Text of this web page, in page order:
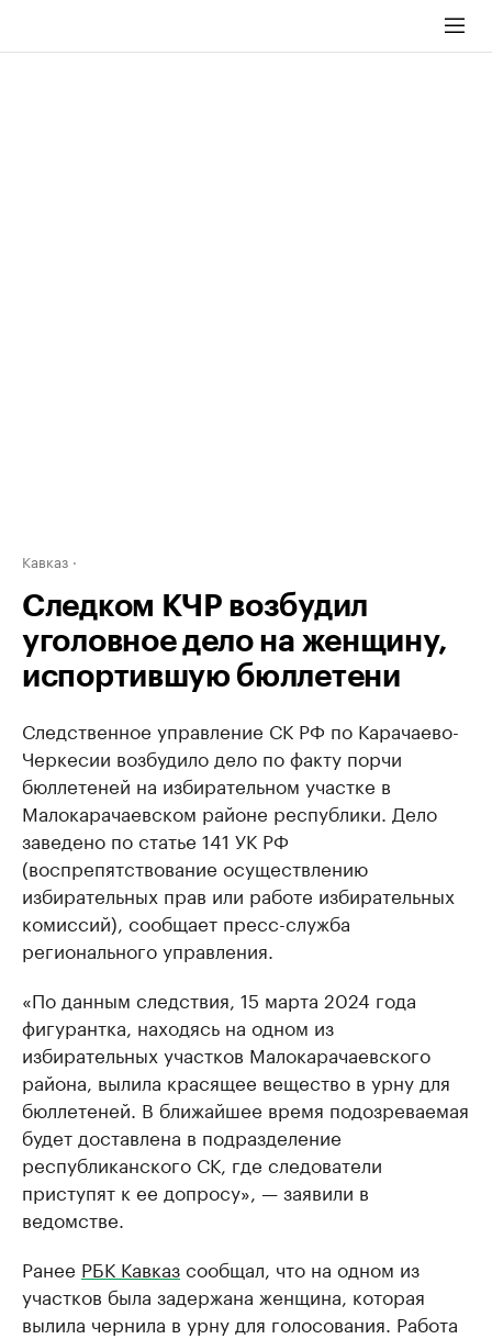
Кавказ
Следком КЧР возбудил
уголовное дело на женщину,
испортившую бюллетени
Следственное управление СК РФ по Карачаево-
Черкесии возбудило дело по факту порчи
бюллетеней на избирательном участке в
Малокарачаевском районе республики. Дело
заведено по статье 141 УК РФ
(воспрепятствование осуществлению
избирательных прав или работе избирательных
комиссий), сообщает пресс-служба
регионального управления.
«По данным следствия, 15 марта 2024 года
фигурантка, находясь на одном из
избирательных участков Малокарачаевского
района, вылила красящее вещество в урну для
бюллетеней. В ближайшее время подозреваемая
будет доставлена в подразделение
республиканского СК, где следователи
приступят к ее допросу», — заявили в
ведомстве.
Ранее РБК Кавказсообщал, что на одном из
участков была задержана женщина, которая
вылила чернила в урну для голосования. Работа